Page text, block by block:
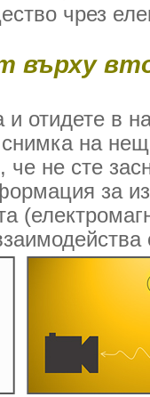
чрез
върху
отидете в
на
че не сте
за